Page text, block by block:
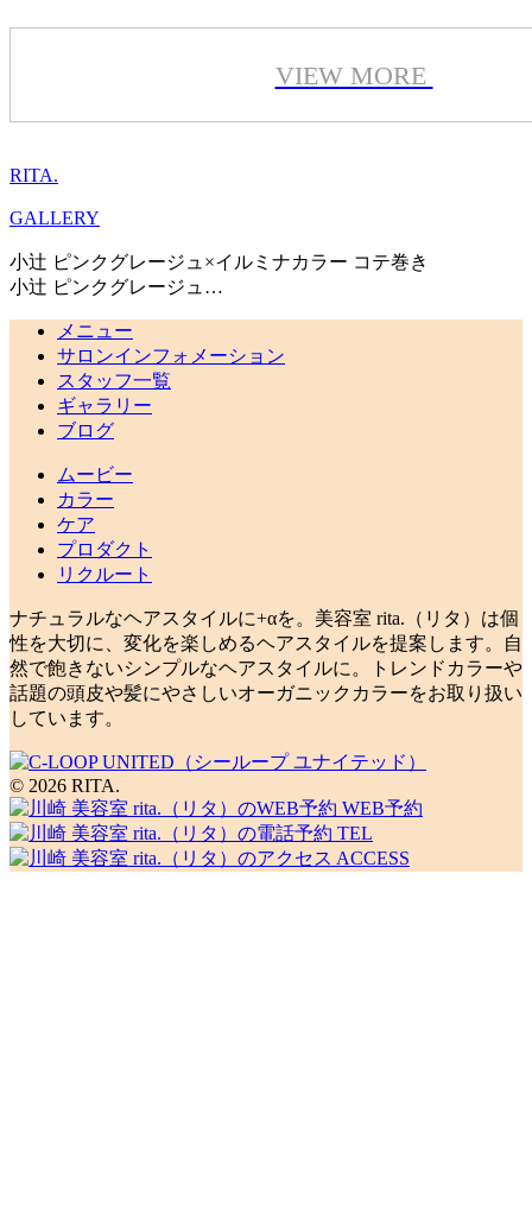
VIEW MORE
RITA.
GALLERY
小辻 ピンクグレージュ×イルミナカラー コテ巻き
小辻 ピンクグレージュ…
メニュー
サロンインフォメーション
スタッフ一覧
ギャラリー
ブログ
ムービー
カラー
ケア
プロダクト
リクルート
ナチュラルなヘアスタイルに+αを。美容室 rita.（リタ）は個
性を大切に、変化を楽しめるヘアスタイルを提案します。自
然で飽きないシンプルなヘアスタイルに。トレンドカラーや
話題の頭皮や髪にやさしいオーガニックカラーをお取り扱い
しています。
© 2026 RITA.
WEB予約
TEL
ACCESS